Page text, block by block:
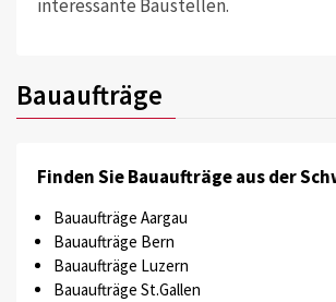
interessante Baustellen.
Bauaufträge
Finden Sie Bauaufträge aus der
Bauaufträge Aargau
Bauaufträge Bern
Bauaufträge Luzern
Bauaufträge St.Gallen